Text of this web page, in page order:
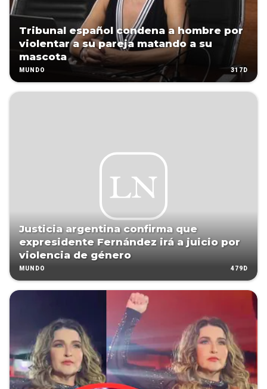
Tribunal español condena a hombre por
violentar a su pareja matando a su
mascota
MUNDO 317D
Justicia argentina confirma que
expresidente Fernández irá a juicio por
violencia de género
MUNDO 479D